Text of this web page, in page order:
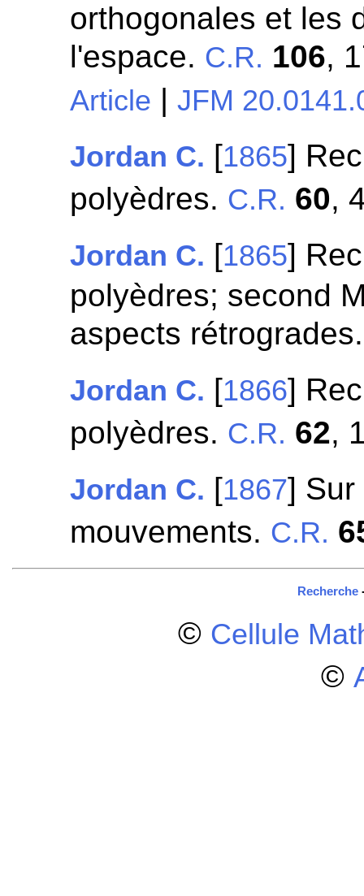
orthogonales et les
l'espace. C.R. 106,
Article |JFM
Jordan C. [1865]
polyèdres. C.R. 60,
Jordan C. [1865]
polyèdres; second
aspects
Jordan C. [1866]
polyèdres. C.R. 62,
Jordan C. [1867] Sur
mouvements. C.R.
Recherche
© Cellule
©